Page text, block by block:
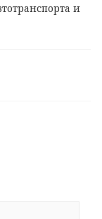
и